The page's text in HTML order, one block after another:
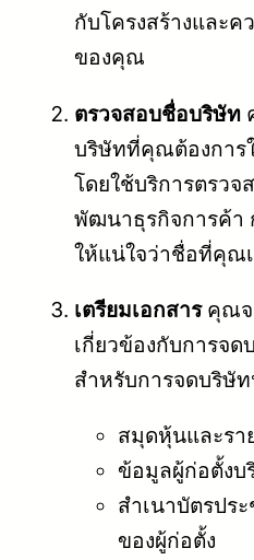
กับโครงสร้างและค
ของคุณ
ตรวจสอบชื่อบริษัท
บริษัทที่คุณต้องการ
โดยใช้บริการตรว
พัฒนาธุรกิจการค้า
ให้แน่ใจว่าชื่อที่คุณ
เตรียมเอกสารคุณจ
เกี่ยวข้องกับการจด
สำหรับการจดบริษั
สมุดหุ้นและร
ข้อมูลผู้ก่อตั้งบ
สำเนาบัตรปร
ของผู้ก่อตั้ง